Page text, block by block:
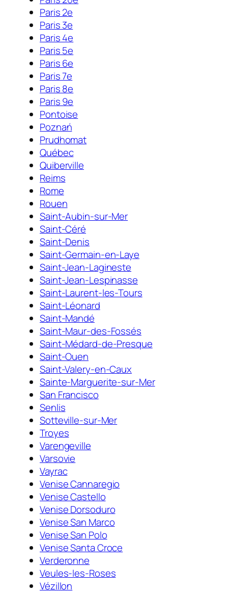
Paris 2e
Paris 3e
Paris 4e
Paris 5e
Paris 6e
Paris 7e
Paris 8e
Paris 9e
Pontoise
Poznań
Prudhomat
Québec
Quiberville
Reims
Rome
Rouen
Saint-Aubin-sur-Mer
Saint-Céré
Saint-Denis
Saint-Germain-en-Laye
Saint-Jean-Lagineste
Saint-Jean-Lespinasse
Saint-Laurent-les-Tours
Saint-Léonard
Saint-Mandé
Saint-Maur-des-Fossés
Saint-Médard-de-Presque
Saint-Ouen
Saint-Valery-en-Caux
Sainte-Marguerite-sur-Mer
San Francisco
Senlis
Sotteville-sur-Mer
Troyes
Varengeville
Varsovie
Vayrac
Venise Cannaregio
Venise Castello
Venise Dorsoduro
Venise San Marco
Venise San Polo
Venise Santa Croce
Verderonne
Veules-les-Roses
Vézillon